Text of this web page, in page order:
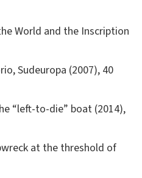
World and the Inscription
Sudeuropa (2007), 40
“left-to-die” boat (2014),
at the threshold of